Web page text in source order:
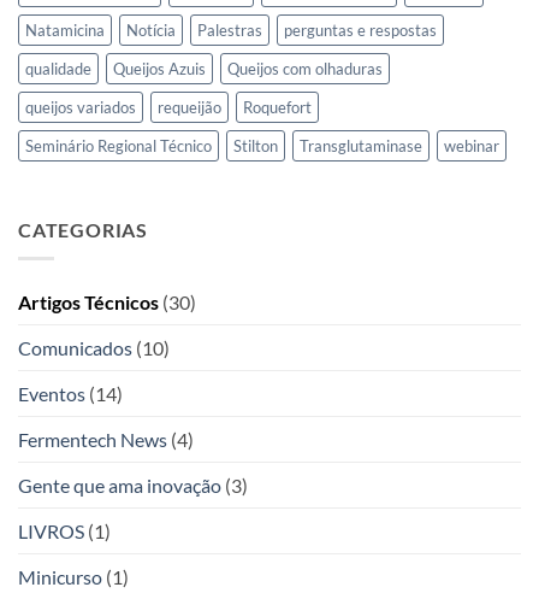
Natamicina
Notícia Palestras
perguntas e respostas
qualidade
Queijos Azuis
Queijos com olhaduras
queijos variados
requeijão
Roquefort
Seminário Regional Técnico
Stilton Transglutaminase webinar
CATEGORIAS
Artigos Técnicos (30)
Comunicados (10)
Eventos (14)
Fermentech News (4)
Gente que ama inovação (3)
LIVROS (1)
Minicurso (1)